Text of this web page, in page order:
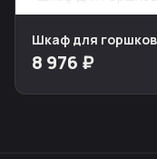
Шкаф для
8 976 ₽